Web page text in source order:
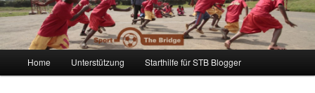
Skip to primary content
Skip to secondary content
Home Unterstützung Starthilfe für STB Blogger